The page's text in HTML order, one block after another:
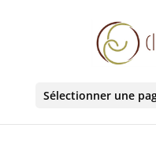
Sélectionner une